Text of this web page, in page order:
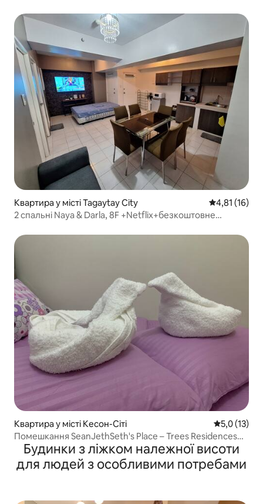
Квартира у місті Tagaytay City Середня
4,81 (16)
2 спальні Naya & Darla, 8F +Netflix+безкоштовне
Квартира у місті Кесон-Сіті Середня
5,0 (13)
Помешкання SeanJethSeth's Place – Trees Residences
Staycation
Будинки з ліжком належної висоти
для людей з особливими потребами